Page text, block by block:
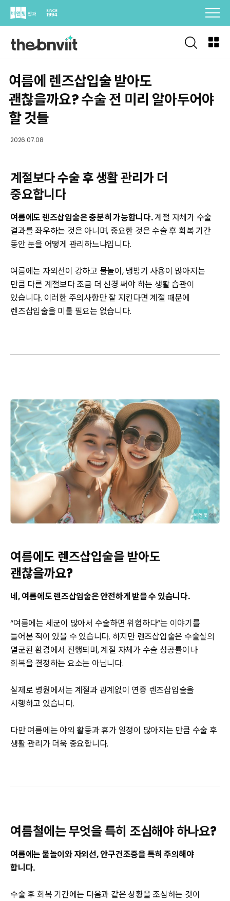
Skip
여름에 렌즈삽입술 받아도
괜찮을까요? 수술 전 미리 알아두어야
할 것들
2026.07.08
계절보다 수술 후 생활 관리가 더
중요합니다
여름에도 렌즈삽입술은 충분히 가능합니다.계절 자체가 수술
결과를 좌우하는 것은 아니며, 중요한 것은 수술 후 회복 기간
동안 눈을 어떻게 관리하느냐입니다.
여름에는 자외선이 강하고 물놀이, 냉방기 사용이 많아지는
만큼 다른 계절보다 조금 더 신경 써야 하는 생활 습관이
있습니다. 이러한 주의사항만 잘 지킨다면 계절 때문에
렌즈삽입술을 미룰 필요는 없습니다.
여름에도 렌즈삽입술을 받아도
괜찮을까요?
네, 여름에도 렌즈삽입술은 안전하게 받을 수 있습니다.
“여름에는 세균이 많아서 수술하면 위험하다”는 이야기를
들어본 적이 있을 수 있습니다. 하지만 렌즈삽입술은 수술실의
멸균된 환경에서 진행되며, 계절 자체가 수술 성공률이나
회복을 결정하는 요소는 아닙니다.
실제로 병원에서는 계절과 관계없이 연중 렌즈삽입술을
시행하고 있습니다.
다만 여름에는 야외 활동과 휴가 일정이 많아지는 만큼 수술 후
생활 관리가 더욱 중요합니다.
여름철에는 무엇을 특히 조심해야 하나요?
여름에는 물놀이와 자외선, 안구건조증을 특히 주의해야
합니다.
수술 후 회복 기간에는 다음과 같은 상황을 조심하는 것이